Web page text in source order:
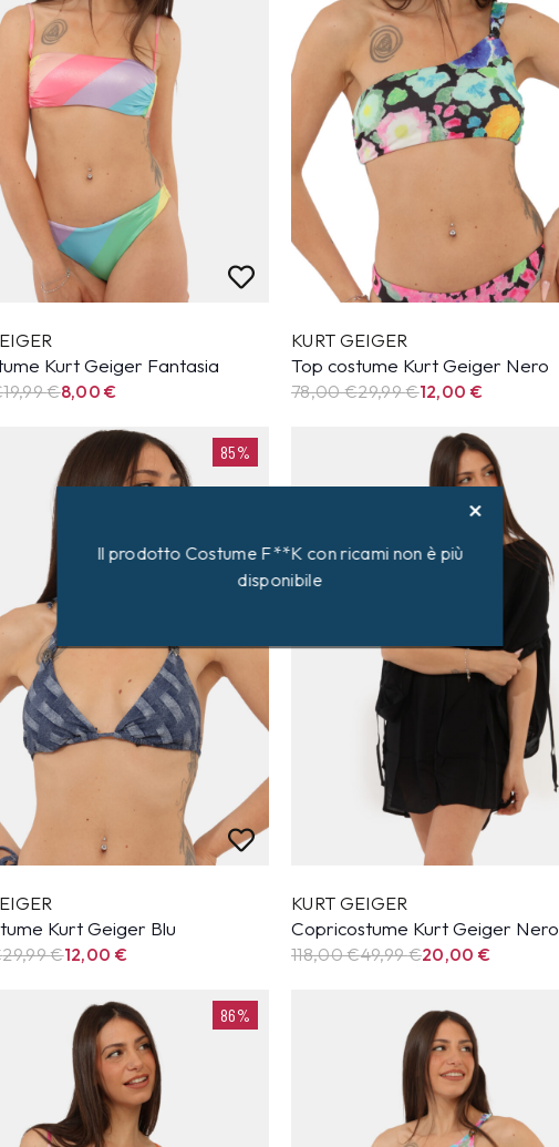
Kurt Geiger Fantasia
19,99€8,00€
KURT GEIGER
Top costume Kurt Geiger Nero
78,00 €29,99€12,00 €
85%
Kurt Geiger Blu
29,99€12,00 €
KURT GEIGER
Copricostume Kurt Geiger Nero
118,00 €49,99€20,00€
86%
Il prodotto Costume F**K con ricami non è più
disponibile